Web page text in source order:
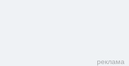
реклама